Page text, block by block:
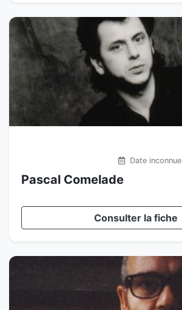
Date inconnue
Pascal Comelade
Consulter la fiche